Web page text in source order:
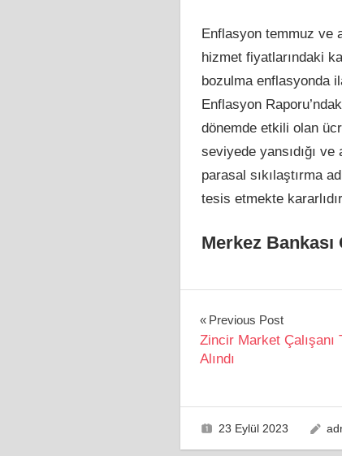
Enflasyon temmuz ve
hizmet fiyatlarındaki
bozulma enflasyonda
Enflasyon
dönemde etkili olan
seviyede yansıdığı
parasal sıkılaştırma
tesis etmekte
Merkez
Yazı
gezinmesi
Previous Post
Zincir Market Çalışanı
Alındı
23 Eylül 2023